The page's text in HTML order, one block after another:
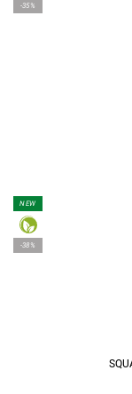
-35%
NEW
-38%